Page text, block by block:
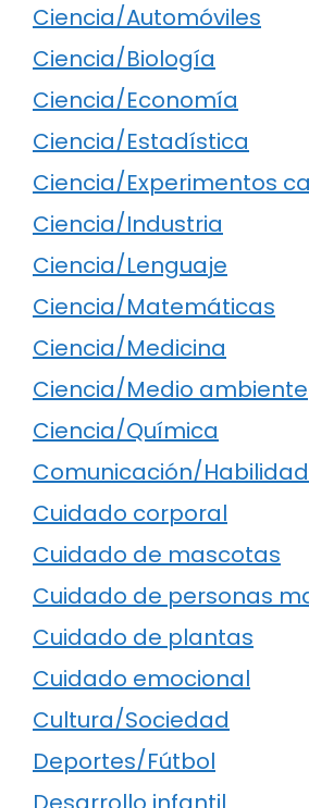
Ciencia/Automóviles
Ciencia/Biología
Ciencia/Economía
Ciencia/Estadística
Ciencia/Experimentos
Ciencia/Industria
Ciencia/Lenguaje
Ciencia/Matemáticas
Ciencia/Medicina
Ciencia/Medio ambiente
Ciencia/Química
Comunicación/
Cuidado corporal
Cuidado de mascotas
Cuidado de personas
Cuidado de plantas
Cuidado emocional
Cultura/Sociedad
Deportes/Fútbol